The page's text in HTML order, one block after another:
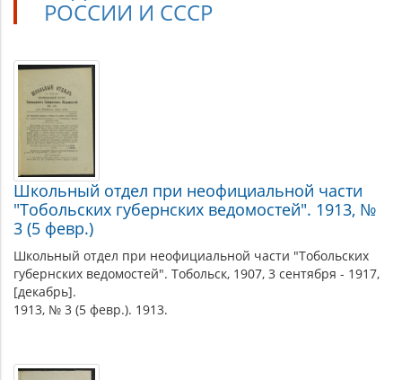
РОССИИ И СССР
История
образования
и
педагогической
мысли
в
России
и
СССР
Материалы
по
теме
Школьный отдел при неофициальной части
"Тобольских губернских ведомостей". 1913, №
3 (5 февр.)
Школьный отдел при неофициальной части "Тобольских
губернских ведомостей". Тобольск, 1907, 3 сентября - 1917,
[декабрь].
1913, № 3 (5 февр.). 1913.